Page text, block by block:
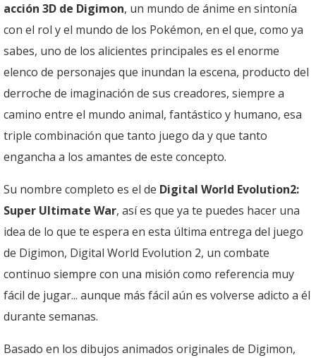
acción 3D de Digimon, un mundo de ánime en sintonía
con el rol y el mundo de los Pokémon, en el que, como ya
sabes, uno de los alicientes principales es el enorme
elenco de personajes que inundan la escena, producto del
derroche de imaginación de sus creadores, siempre a
camino entre el mundo animal, fantástico y humano, esa
triple combinación que tanto juego da y que tanto
engancha a los amantes de este concepto.
Su nombre completo es el de Digital World Evolution2:
Super Ultimate War, así es que ya te puedes hacer una
idea de lo que te espera en esta última entrega del juego
de Digimon, Digital World Evolution 2, un combate
continuo siempre con una misión como referencia muy
fácil de jugar... aunque más fácil aún es volverse adicto a él
durante semanas.
Basado en los dibujos animados originales de Digimon,